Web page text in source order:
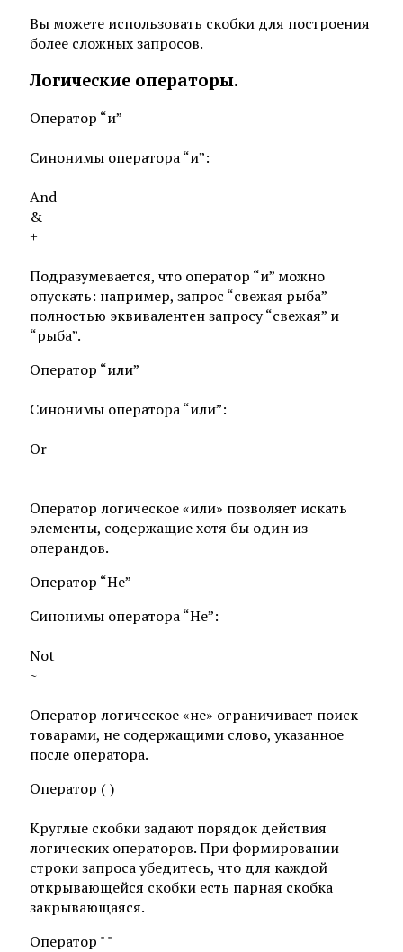
Вы можете использовать скобки для построения
более сложных запросов.
Логические операторы.
Оператор “и”
Синонимы оператора “и”:
And
&
+
Подразумевается, что оператор “и” можно
опускать: например, запрос “свежая рыба”
полностью эквивалентен запросу “свежая” и
“рыба”.
Оператор “или”
Синонимы оператора “или”:
Or
|
Оператор логическое «или» позволяет искать
элементы, содержащие хотя бы один из
операндов.
Оператор “Не”
Синонимы оператора “Не”:
Not
~
Оператор логическое «не» ограничивает поиск
товарами, не содержащими слово, указанное
после оператора.
Оператор ( )
Круглые скобки задают порядок действия
логических операторов. При формировании
строки запроса убедитесь, что для каждой
открывающейся скобки есть парная скобка
закрывающаяся.
Оператор " "